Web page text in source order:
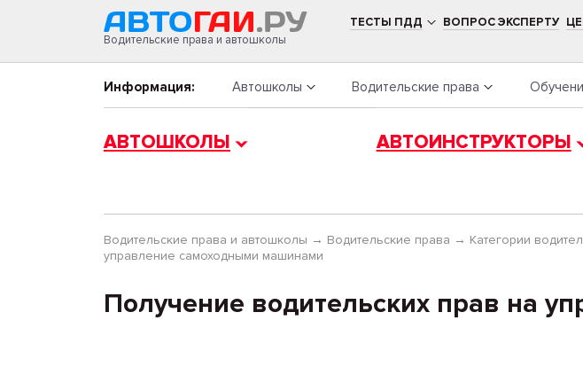
Водительские права и автошколы
ТЕСТЫ ПДД ВОПРОС ЭКСПЕРТУ
Информация: Автошколы Водительские права
АВТОШКОЛЫ АВТОИНСТРУКТОРЫ
Водительские права и автошколы → Водительские права → Категории
управление самоходными машинами
Получение водительских прав на